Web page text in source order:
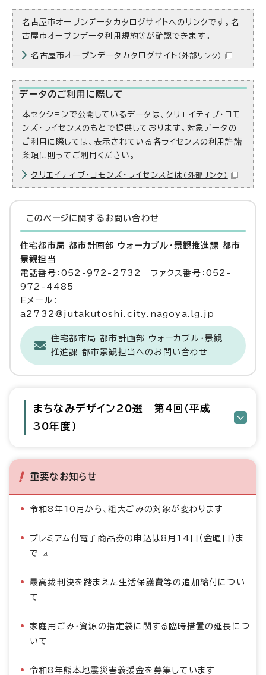
名古屋市オープンデータカタログサイトへのリンクです。名
古屋市オープンデータ利用規約等が確認できます。
名古屋市オープンデータカタログサイト （外部リンク）
データのご利用に際して
本セクションで公開しているデータは、クリエイティブ・コモ
ンズ・ライセンスのもとで提供しております。対象データの
ご利用に際しては、表示されている各ライセンスの利用許諾
条項に則ってご利用ください。
クリエイティブ・コモンズ・ライセンスとは （外部リンク）
このページに関する お問い合わせ
住宅都市局 都市計画部 ウォーカブル・景観推進課 都市
景観担当
電話番号：052-972-2732 ファクス番号：052-
972-4485
Eメール：
a2732@jutakutoshi.city.nagoya.lg.jp
住宅都市局 都市計画部 ウォーカブル・景観
推進課 都市景観担当へのお問い合わせ
まちなみデザイン20選 第4回（平成
30年度）
重要なお知らせ
令和8年10月から、粗大ごみの対象が変わります
プレミアム付電子商品券の申込は8月14日（金曜日）ま
で
最高裁判決を踏まえた生活保護費等の追加給付につい
て
家庭用ごみ・資源の指定袋に関する臨時措置の延長につ
いて
令和8年熊本地震災害義援金を募集しています